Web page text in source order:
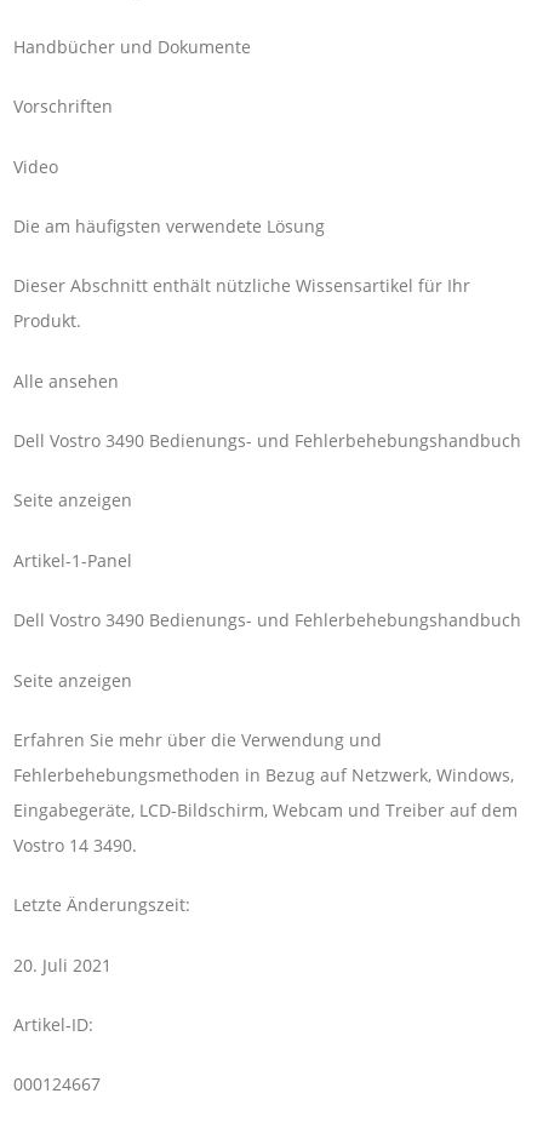
Handbücher und Dokumente
Vorschriften
Video
Die am häufigsten verwendete Lösung
Dieser Abschnitt enthält nützliche Wissensartikel für Ihr
Produkt.
Alle ansehen
Dell Vostro 3490 Bedienungs- und Fehlerbehebungshandbuch
Seite anzeigen
Artikel-1-Panel
Dell Vostro 3490 Bedienungs- und Fehlerbehebungshandbuch
Seite anzeigen
Erfahren Sie mehr über die Verwendung und
Fehlerbehebungsmethoden in Bezug auf Netzwerk, Windows,
Eingabegeräte, LCD-Bildschirm, Webcam und Treiber auf dem
Vostro 14 3490.
Letzte Änderungszeit:
20. Juli 2021
Artikel-ID:
000124667